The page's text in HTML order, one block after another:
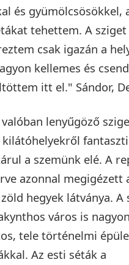
és gyümölcsösökkel,
tehettem. A
csak igazán a
kellemes és
itt el." Sándor,
lenyűgöző
a szemünk elé. A
azonnal megigézett
hegyek látványa. A
város is
tele történelmi
Az esti séták a